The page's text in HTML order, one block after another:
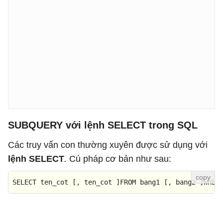
SUBQUERY với lệnh SELECT trong SQL
Các truy vấn con thường xuyên được sử dụng với
lệnh SELECT. Cú pháp cơ bản như sau:
SELECT ten_cot [, ten_cot ] FROM bang1 [, bang2 ]